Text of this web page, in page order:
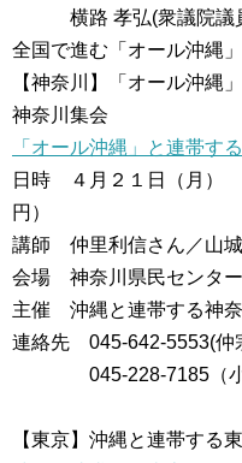
横路 孝弘(衆議院議
全国で進む「オール沖縄
【神奈川】「オール沖縄
神奈川集会
「オール沖縄」と連帯す
日時 ４月２１日（月）
円）
講師 仲里利信さん／山
会場 神奈川県民センタ
主催 沖縄と連帯する神
連絡先 045-642-5553(
045-228-7185（小原
【東京】沖縄と連帯する